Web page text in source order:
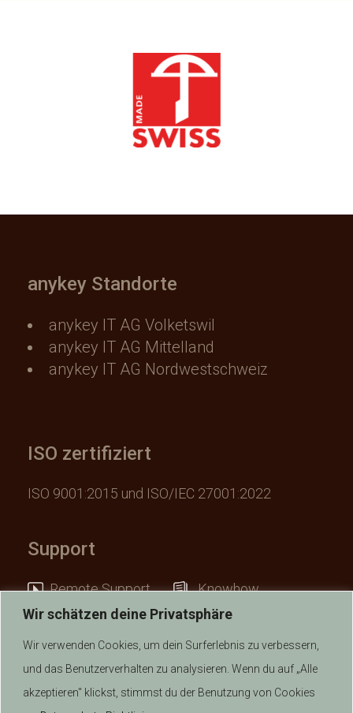
Wir schätzen deine Privatsphäre
Wir verwenden Cookies, um dein Surferlebnis zu verbessern,
und das Benutzerverhalten zu analysieren. Wenn du auf „Alle
akzeptieren" klickst, stimmst du der Benutzung von Cookies
anykey Standorte
anykey IT AG Volketswil
anykey IT AG Mittelland
anykey IT AG Nordwestschweiz
ISO zertifiziert
ISO 9001:2015 und ISO/IEC 27001:2022
Support
Remote Support Knowhow